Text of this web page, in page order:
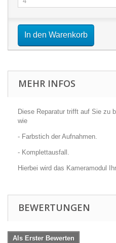
In den Warenkorb
MEHR INFOS
Diese Reparatur trifft auf Sie zu
wie
- Farbstich der Aufnahmen.
- Komplettausfall.
Hierbei wird das Kameramodul
BEWERTUNGEN
Als Erster Bewerten